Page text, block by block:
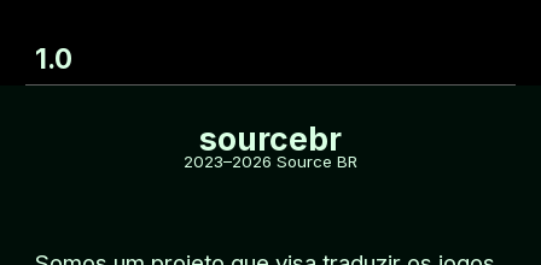
1.0
sourcebr
2023–2026 Source BR